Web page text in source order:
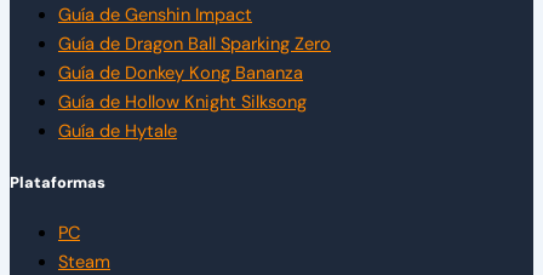
Guía de Genshin Impact
Guía de Dragon Ball Sparking Zero
Guía de Donkey Kong Bananza
Guía de Hollow Knight Silksong
Guía de Hytale
Plataformas
PC
Steam